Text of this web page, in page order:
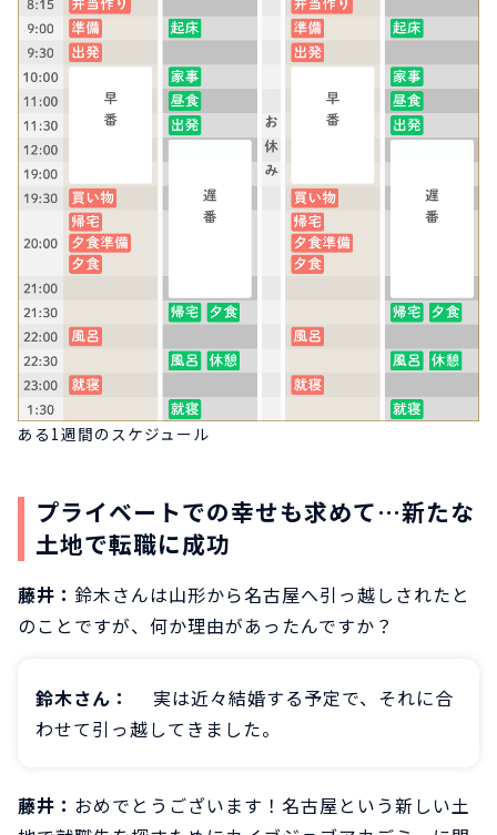
ある1週間のスケジュール
プライベートでの幸せも求めて…新たな
土地で転職に成功
藤井： 鈴木さんは山形から名古屋へ引っ越しされたと
のことですが、何か理由があったんですか？
鈴木さん：
実は近々結婚する予定で、それに合
わせて引っ越してきました。
藤井： おめでとうございます！名古屋という新しい土